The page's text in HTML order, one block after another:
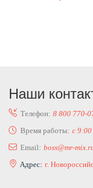
Наши
Телефон: 8 800 770-
Время работы: с
Email: boss@mr-
Адрес: г.